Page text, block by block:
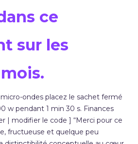
ce
sur les
ondes placez le sachet fermé
w pendant 1 min 30 s. Finances
| modifier le code ] “Merci pour ce
fructueuse et quelque peu